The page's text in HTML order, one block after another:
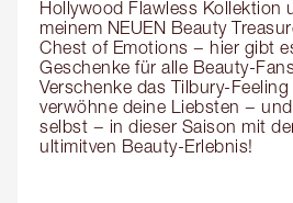
Hollywood Flawless Kollektion
meinem NEUEN Beauty
Chest of Emotions − hier gibt
Geschenke für alle Beauty-
Verschenke das Tilbury-Feeling
verwöhne deine Liebsten −
selbst − in dieser Saison mit
ultimitven Beauty-Erlebnis!